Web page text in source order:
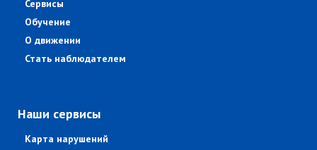
Сервисы
Обучение
О движении
Стать наблюдателем
Наши сервисы
Карта нарушений